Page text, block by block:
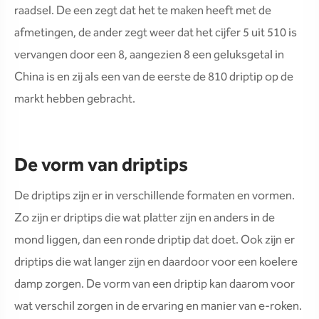
raadsel. De een zegt dat het te maken heeft met de
afmetingen, de ander zegt weer dat het cijfer 5 uit 510 is
vervangen door een 8, aangezien 8 een geluksgetal in
China is en zij als een van de eerste de 810 driptip op de
markt hebben gebracht.
De vorm van driptips
De driptips zijn er in verschillende formaten en vormen.
Zo zijn er driptips die wat platter zijn en anders in de
mond liggen, dan een ronde driptip dat doet. Ook zijn er
driptips die wat langer zijn en daardoor voor een koelere
damp zorgen. De vorm van een driptip kan daarom voor
wat verschil zorgen in de ervaring en manier van e-roken.